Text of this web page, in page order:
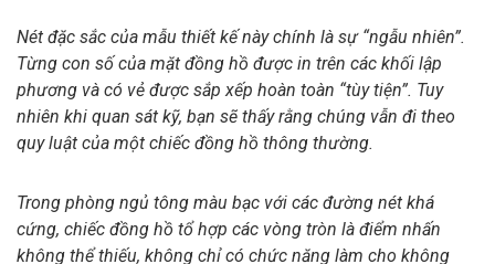
Nét đặc sắc của mẫu thiết kế này chính là sự “ngẫu nhiên”.
Từng con số của mặt đồng hồ được in trên các khối lập
phương và có vẻ được sắp xếp hoàn toàn “tùy tiện”. Tuy
nhiên khi quan sát kỹ, bạn sẽ thấy rằng chúng vẫn đi theo
quy luật của một chiếc đồng hồ thông thường.
Trong phòng ngủ tông màu bạc với các đường nét khá
cứng, chiếc đồng hồ tổ hợp các vòng tròn là điểm nhấn
không thể thiếu, không chỉ có chức năng làm cho không